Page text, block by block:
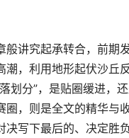
讲究起承转合，前期
，利用地形起伏沙丘
划分”，是贴圈缓进，
，则是全文的精华与
写下最后的、决定胜负